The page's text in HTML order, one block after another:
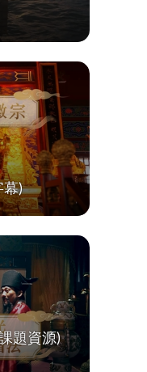
幕)
題資源)